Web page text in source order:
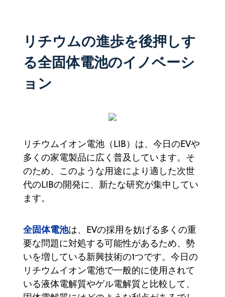
リチウムの進歩を後押しす
る全固体電池のイノベーシ
ョン
リチウムイオン電池（LIB）は、今日のEVや
多くの家電製品に広く普及しています。そ
のため、このような用途により適した次世
代のLIBの開発に、新たな研究が集中してい
ます。
全固体電池は、EVの採用を妨げる多くの重
要な問題に対処する可能性があるため、勢
いを増している新興技術の1つです。今日の
リチウムイオン電池で一般的に使用されて
いる液体電解質やゲル電解質と比較して、